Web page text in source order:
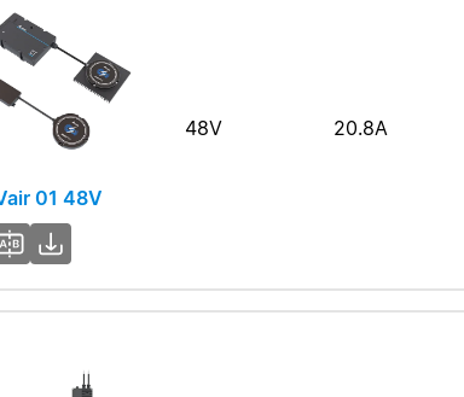
01 48V
48V 20.8A